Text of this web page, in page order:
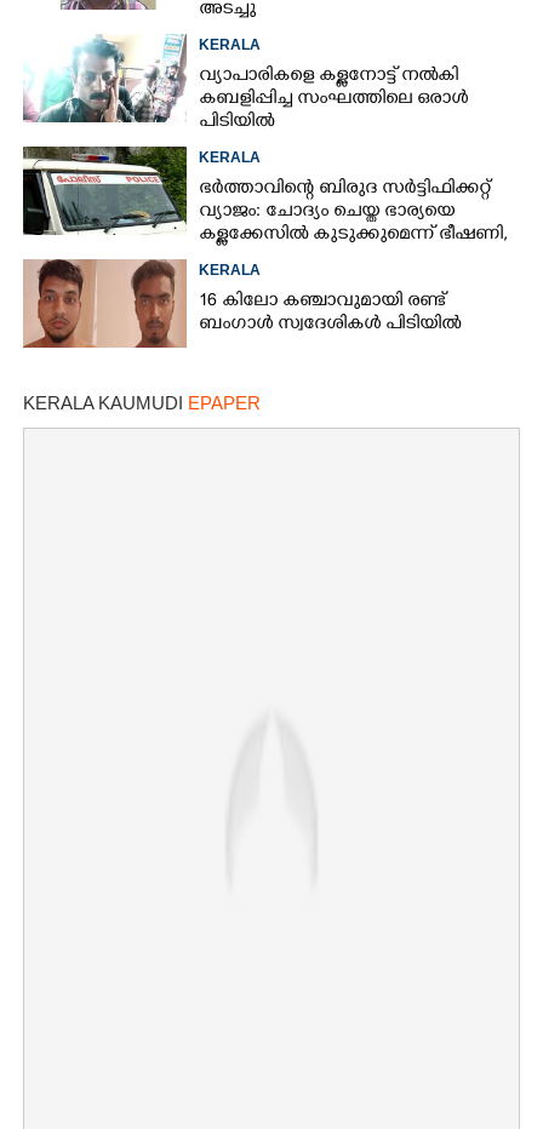
അടച്ചു
KERALA
വ്യാപാരികളെ കള്ളനോട്ട് നൽകി
കബളിപ്പിച്ച സംഘത്തിലെ ഒരാൾ
പിടിയിൽ
KERALA
ഭർത്താവിന്റെ ബിരുദ സർട്ടിഫിക്കറ്റ്
വ്യാജം: ചോദ്യം ചെയ്ത ഭാര്യയെ
കള്ളക്കേസിൽ കുടുക്കുമെന്ന് ഭീഷണി,
KERALA
16 കിലോ കഞ്ചാവുമായി രണ്ട്
ബംഗാൾ സ്വദേശികൾ പിടിയിൽ
KERALA KAUMUDI EPAPER